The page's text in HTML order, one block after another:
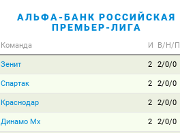
АЛЬФА-БАНК РОССИЙСКАЯ
ПРЕМЬЕР-ЛИГА
Команда И В/Н/П
Зенит 2 2/0/0
Спартак 2 2/0/0
Краснодар 2 2/0/0
Динамо Мх 2 2/0/0